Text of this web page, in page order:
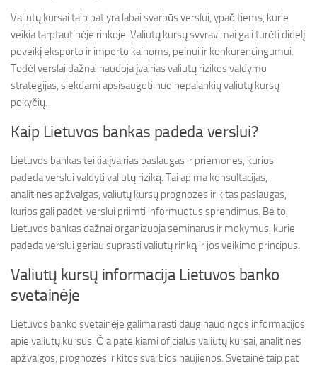
Valiutų kursai taip pat yra labai svarbūs verslui, ypač tiems, kurie
veikia tarptautinėje rinkoje. Valiutų kursų svyravimai gali turėti didelį
poveikį eksporto ir importo kainoms, pelnui ir konkurencingumui.
Todėl verslai dažnai naudoja įvairias valiutų rizikos valdymo
strategijas, siekdami apsisaugoti nuo nepalankių valiutų kursų
pokyčių.
Kaip Lietuvos bankas padeda verslui?
Lietuvos bankas teikia įvairias paslaugas ir priemones, kurios
padeda verslui valdyti valiutų riziką. Tai apima konsultacijas,
analitines apžvalgas, valiutų kursų prognozes ir kitas paslaugas,
kurios gali padėti verslui priimti informuotus sprendimus. Be to,
Lietuvos bankas dažnai organizuoja seminarus ir mokymus, kurie
padeda verslui geriau suprasti valiutų rinką ir jos veikimo principus.
Valiutų kursų informacija Lietuvos banko
svetainėje
Lietuvos banko svetainėje galima rasti daug naudingos informacijos
apie valiutų kursus. Čia pateikiami oficialūs valiutų kursai, analitinės
apžvalgos, prognozės ir kitos svarbios naujienos. Svetainė taip pat